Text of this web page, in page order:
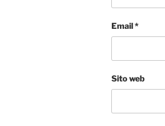
Email*
Sito web